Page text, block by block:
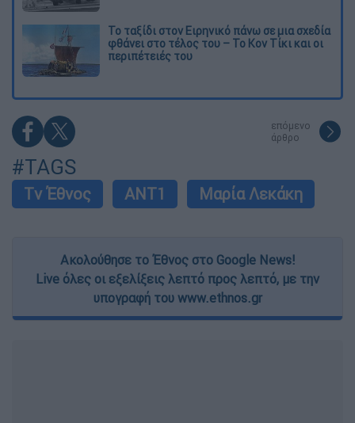
Το ταξίδι στον Ειρηνικό πάνω σε μια σχεδία
φθάνει στο τέλος του – Το Κον Τίκι και οι
περιπέτειές του
επόμενο
άρθρο
#TAGS
Τv Έθνος ΑΝΤ1 Μαρία Λεκάκη
Ακολούθησε το Έθνος στο Google News!
Live όλες οι εξελίξεις λεπτό προς λεπτό, με την
υπογραφή του www.ethnos.gr